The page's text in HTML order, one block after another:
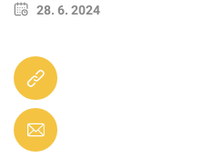
28. 6. 2024